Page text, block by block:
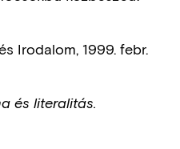
Irodalom, 1999. febr.
és literalitás.